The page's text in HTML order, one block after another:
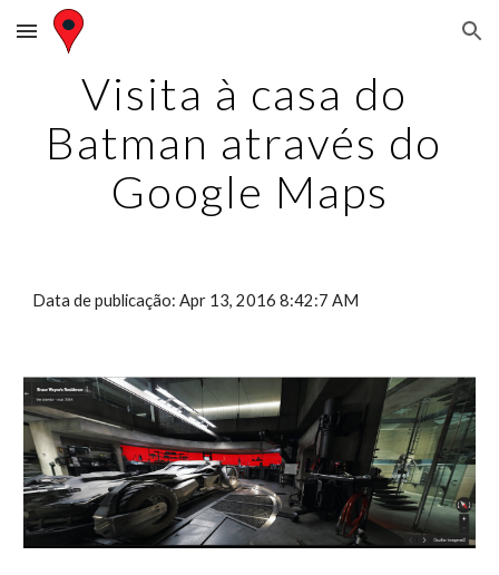
Skip to main content Skip to navigation
Visita à casa do
Batman através do
Google Maps
Data de publicação: Apr 13, 2016 8:42:7 AM